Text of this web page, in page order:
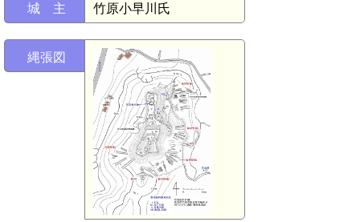
城 主 竹原小早川氏
縄張図